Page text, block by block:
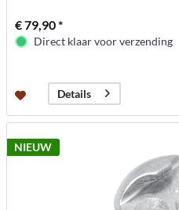
€ 79,90 *
Direct klaar voor verzending
Details
NIEUW